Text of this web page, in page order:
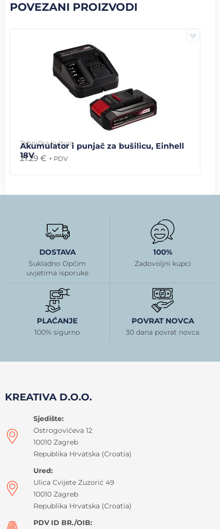
POVEZANI PROIZVODI
Tehnička kultura
Akumulator i punjač za bušilicu, Einhell
18V
21.29 € + PDV
DOSTAVA
Sukladno Općim
uvjetima isporuke
100%
Zadovoljni kupci
PLAĆANJE
100% sigurno
POVRAT NOVCA
30 dana povrat novca
KREATIVA D.O.O.
Sjedište:
Ostrogovićeva 12
10010 Zagreb
Republika Hrvatska (Croatia)
Ured:
Ulica Cvijete Zuzorić 49
10010 Zagreb
Republika Hrvatska (Croatia)
PDV ID BR./OIB: